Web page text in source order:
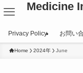
Medicine
Privacy Policy お問い
Home 2024年 June